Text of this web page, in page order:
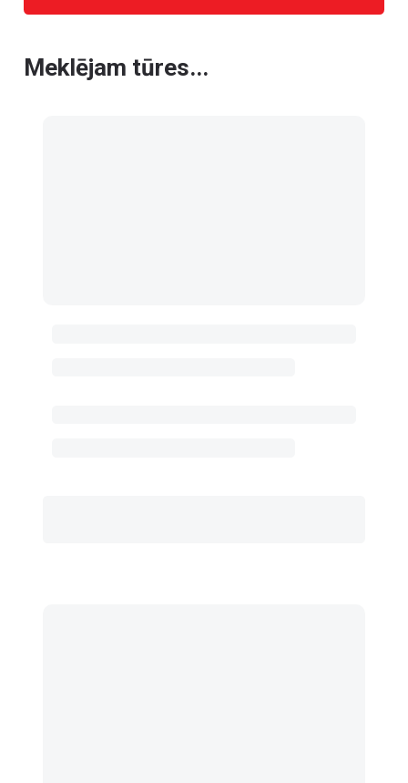
Meklējam tūres...